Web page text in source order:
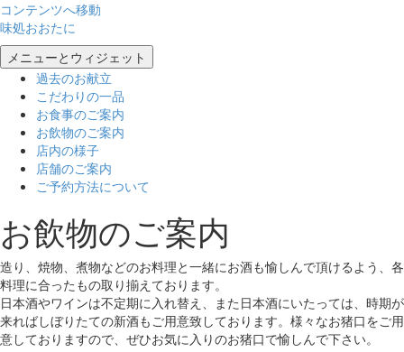
コンテンツへ移動
味処おおたに
メニューとウィジェット
過去のお献立
こだわりの一品
お食事のご案内
お飲物のご案内
店内の様子
店舗のご案内
ご予約方法について
お飲物のご案内
造り、焼物、煮物などのお料理と一緒にお酒も愉しんで頂けるよう、各
料理に合ったもの取り揃えております。
日本酒やワインは不定期に入れ替え、また日本酒にいたっては、時期が
来ればしぼりたての新酒もご用意致しております。様々なお猪口をご用
意しておりますので、ぜひお気に入りのお猪口で愉しんで下さい。